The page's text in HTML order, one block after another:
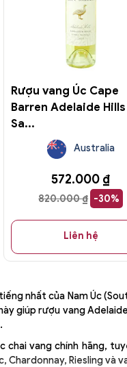
Rượu vang Úc Cape
Barren Adelaide Hills
Sa...
Australia
820.000₫ -30%
572.000 ₫
Liên hệ
nhất của Nam Úc
giúp rượu vang
chai vang chính hãng,
Riesling và